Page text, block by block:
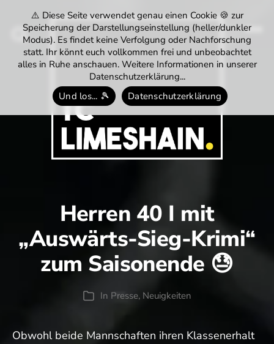
e.V.
Herren 40 I mit
„Auswärts-Sieg-Krimi“
zum Saisonende 😓
Kategorien
In Presse, Neuigkeiten
Obwohl beide Mannschaften ihren Klassenerhalt
⚠️ Diese Seite verwendet genau einen Cookie 🍪 zur
Speicherung der Darstellungseinstellung (heller/dunkler
Modus). Es findet keine Verfolgung oder Nachforschung
statt. Ihr könnt euch vollkommen frei und unbeobachtet
alles in Ruhe anschauen. Weitere Informationen in unserer
Datenschutzerklärung...
Und los... 🎾
Datenschutzerklärung